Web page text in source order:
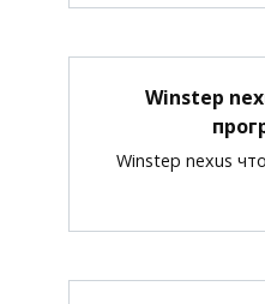
Winstep
Winstep nexus